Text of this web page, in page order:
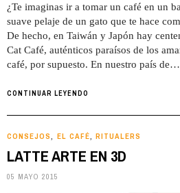
¿Te imaginas ir a tomar un café en un
suave pelaje de un gato que te hace
De hecho, en Taiwán y Japón hay
Cat Café, auténticos paraísos de los
café, por supuesto. En nuestro país de…
CONTINUAR LEYENDO
CONSEJOS EL CAFÉ RITUALERS
LATTE ARTE EN 3D
05 MAYO 2015